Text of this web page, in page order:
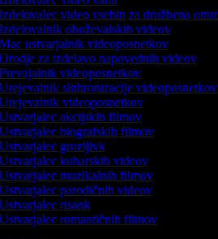
video vsebin za družbena
oboževalskih videov
ustvarjalnik videoposnetkov
za izdelavo napovednih videov
videoposnetkov
sinhronizacije videoposnetkov
videoposnetkov
akcijskih filmov
biografskih filmov
grozljivk
kuharskih videov
muzikalnih filmov
parodičnih videov
risank
romantičnih filmov